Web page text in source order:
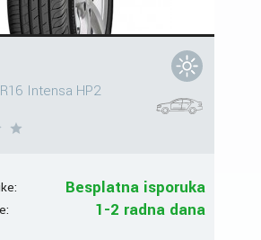
Intensa HP2
Besplatna isporuka
1-2 radna dana